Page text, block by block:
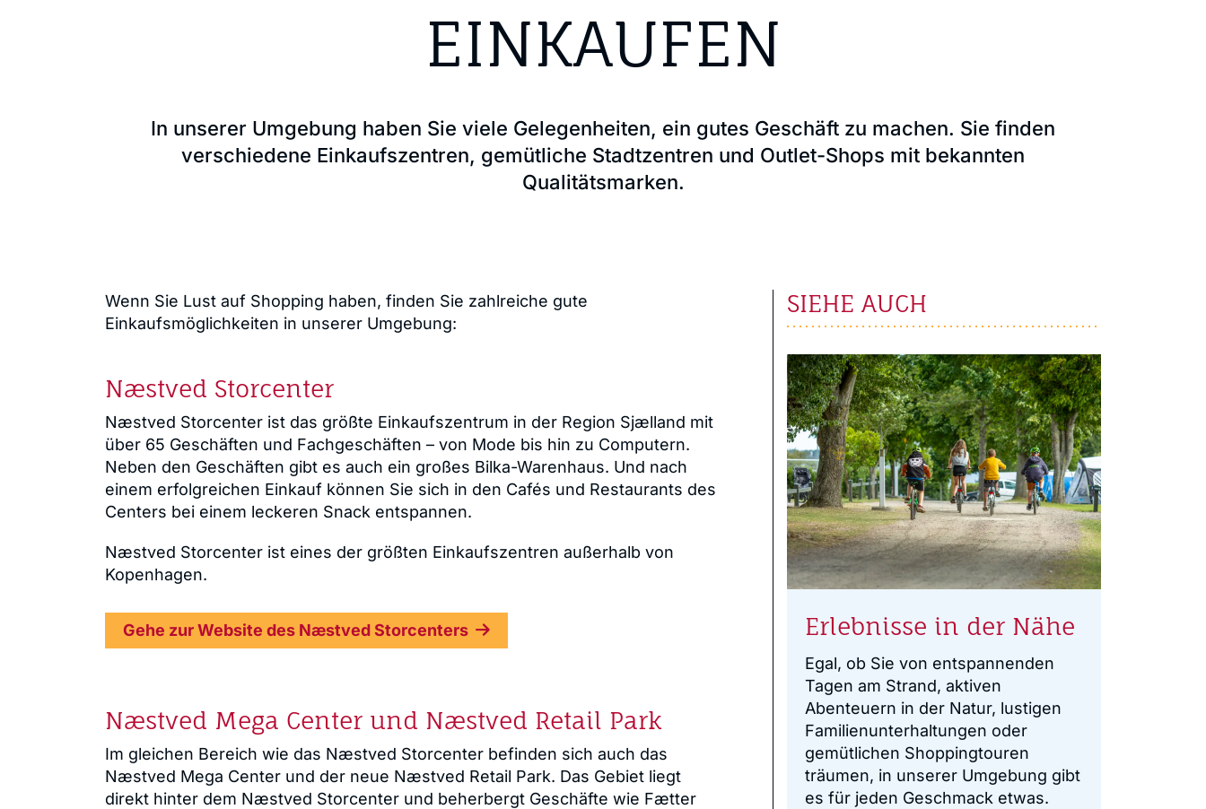
EINKAUFEN
In unserer Umgebung haben Sie viele Gelegenheiten, ein gutes Geschäft zu machen. Sie finden
verschiedene Einkaufszentren, gemütliche Stadtzentren und Outlet-Shops mit bekannten
Qualitätsmarken.
Wenn Sie Lust auf Shopping haben, finden Sie zahlreiche gute
Einkaufsmöglichkeiten in unserer Umgebung:
Næstved Storcenter
Næstved Storcenter ist das größte Einkaufszentrum in der Region Sjælland mit
über 65 Geschäften und Fachgeschäften – von Mode bis hin zu Computern.
Neben den Geschäften gibt es auch ein großes Bilka-Warenhaus. Und nach
einem erfolgreichen Einkauf können Sie sich in den Cafés und Restaurants des
Centers bei einem leckeren Snack entspannen.
Næstved Storcenter ist eines der größten Einkaufszentren außerhalb von
Kopenhagen.
Gehe zur Website des Næstved Storcenters
Næstved Mega Center und Næstved Retail Park
Im gleichen Bereich wie das Næstved Storcenter befinden sich auch das
Næstved Mega Center und der neue Næstved Retail Park. Das Gebiet liegt
direkt hinter dem Næstved Storcenter und beherbergt Geschäfte wie Fætter
SIEHE AUCH
Erlebnisse in der Nähe
Egal, ob Sie von entspannenden
Tagen am Strand, aktiven
Abenteuern in der Natur, lustigen
Familienunterhaltungen oder
gemütlichen Shoppingtouren
träumen, in unserer Umgebung gibt
es für jeden Geschmack etwas.